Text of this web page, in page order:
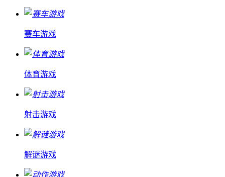
赛车游戏
体育游戏
射击游戏
解谜游戏